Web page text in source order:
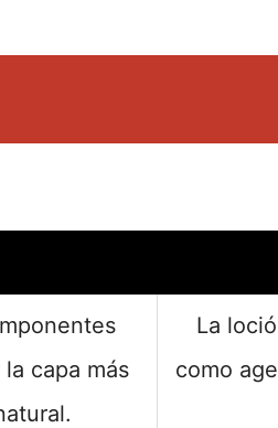
capa más
La
como